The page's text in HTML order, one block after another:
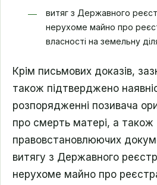
витяг з Державного
нерухоме майно про
власності на земельну
Крім письмових доказів,
також підтверджено
розпорядженні позивача
про смерть матері, а також
правовстановлюючих
витягу з Державного
нерухоме майно про